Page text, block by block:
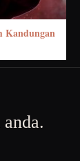
Kandungan